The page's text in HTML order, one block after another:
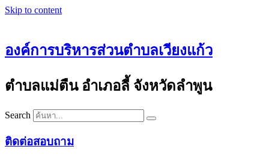
Skip to content
องค์การบริหารส่วนตำบลเวียงแก้ว
ตำบลแม่ตืน อำเภอลี้ จังหวัดลำพูน
Search
ติดต่อสอบถาม